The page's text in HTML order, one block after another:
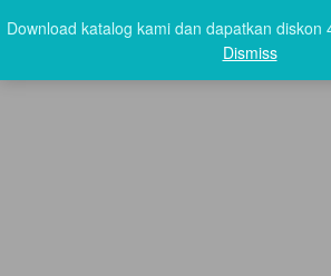
Download katalog kami dan dapatkan
Dismiss